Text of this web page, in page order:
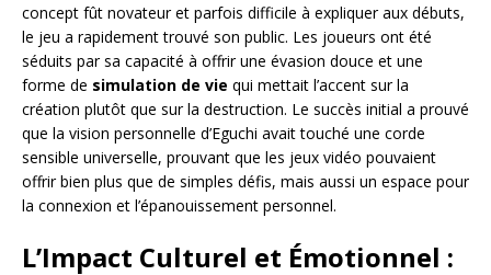
concept fût novateur et parfois difficile à expliquer aux débuts,
le jeu a rapidement trouvé son public. Les joueurs ont été
séduits par sa capacité à offrir une évasion douce et une
forme de simulation de vie qui mettait l’accent sur la
création plutôt que sur la destruction. Le succès initial a prouvé
que la vision personnelle d’Eguchi avait touché une corde
sensible universelle, prouvant que les jeux vidéo pouvaient
offrir bien plus que de simples défis, mais aussi un espace pour
la connexion et l’épanouissement personnel.
L’Impact Culturel et Émotionnel :